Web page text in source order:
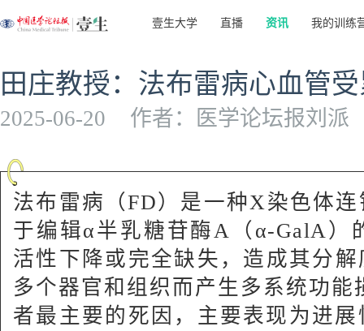
壹生大学 直播 资讯 我的训练
田庄教授：法布雷病心血管
2025-06-20 作者：医学论坛报刘派
法布雷病（FD）是一种X染色体
于编辑α半乳糖苷酶A（α‑GalA）
活性下降或完全缺失，造成其分
多个器官和组织而产生多系统功
者最主要的死因，主要表现为进